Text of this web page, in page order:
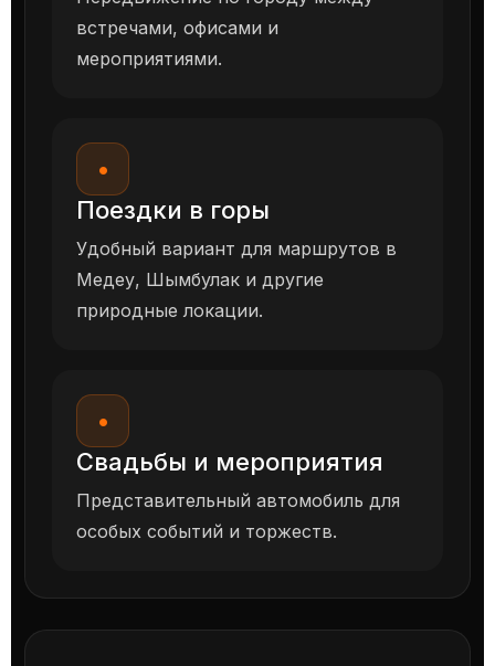
встречами, офисами и
мероприятиями.
•
Поездки в горы
Удобный вариант для маршрутов в
Медеу, Шымбулак и другие
природные локации.
•
Свадьбы и мероприятия
Представительный автомобиль для
особых событий и торжеств.